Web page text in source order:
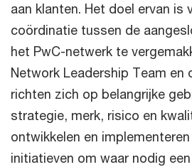
aan klanten. Het doel ervan is
coördinatie tussen de
het PwC-netwerk te
Network Leadership Team en
richten zich op belangrijke
strategie, merk, risico en
ontwikkelen en
initiatieven om waar nodig een